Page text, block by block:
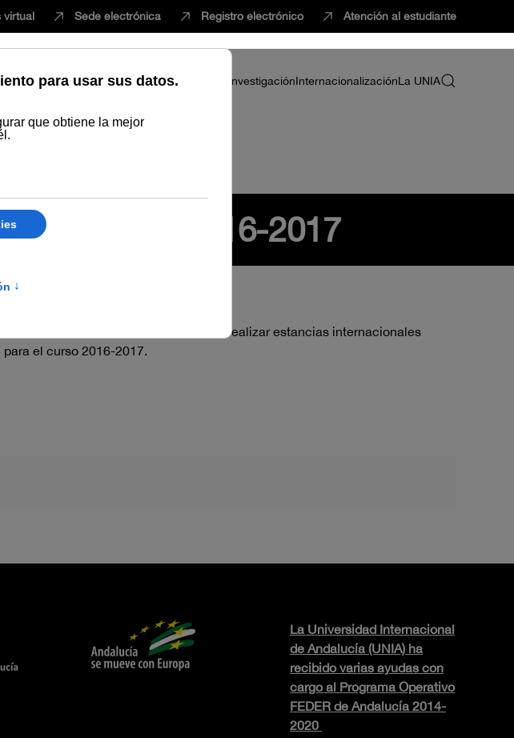
virtual Sede electrónica Registro electrónico Atención al estudiante
InnovaciónVida universitariaProfesorado InvestigaciónInternacionalizaciónLa UNIA
el curso 2016-2017
y denegación de ayudas para realizar estancias internacionales
el curso 2016-2017.
La Universidad Internacional
de Andalucía (UNIA) ha
recibido varias ayudas con
cargo al Programa Operativo
FEDER de Andalucía 2014-
2020